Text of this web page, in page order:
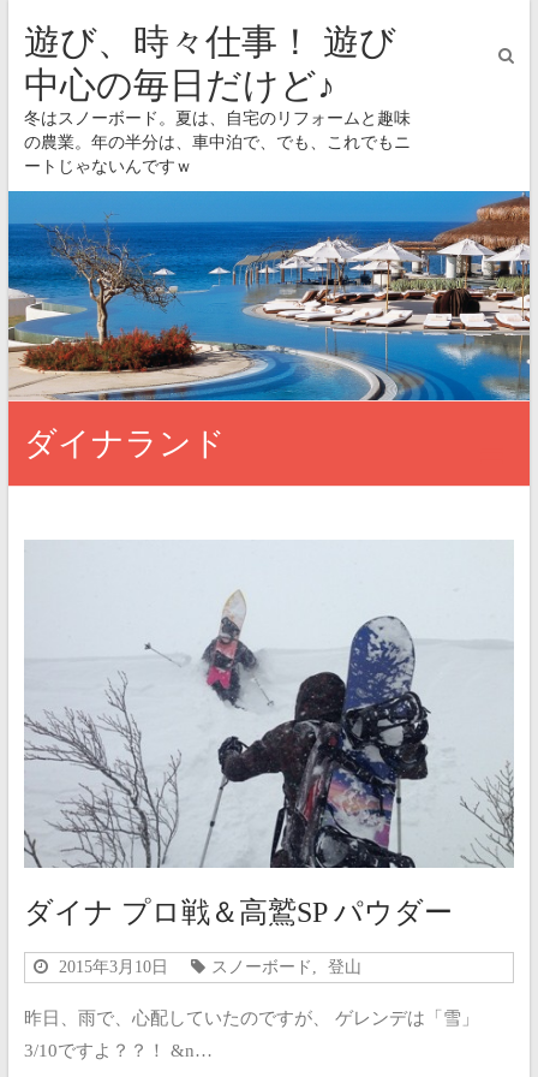
遊び、時々仕事！ 遊び
中心の毎日だけど♪
冬はスノーボード。夏は、自宅のリフォームと趣味
の農業。年の半分は、車中泊で、でも、これでもニ
ートじゃないんですｗ
ダイナランド
ダイナ プロ戦＆高鷲SP パウダー
2015年3月10日 スノーボード 登山
昨日、雨で、心配していたのですが、 ゲレンデは「雪」
3/10ですよ？？！ &n…